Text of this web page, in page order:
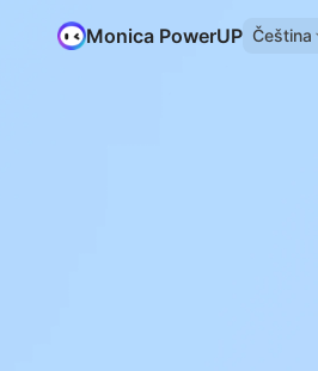
Monica PowerUP Čeština